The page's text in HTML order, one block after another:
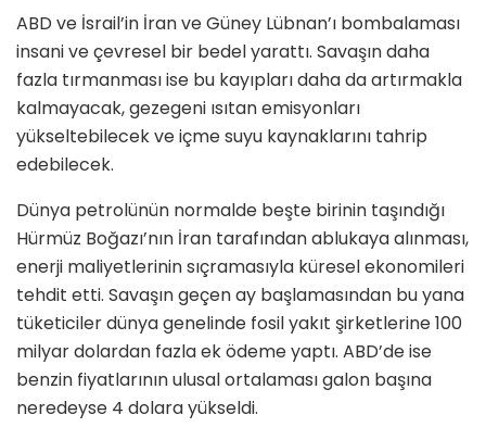
ABD ve İsrail’in İran ve Güney Lübnan’ı bombalaması
insani ve çevresel bir bedel yarattı. Savaşın daha
fazla tırmanması ise bu kayıpları daha da artırmakla
kalmayacak, gezegeni ısıtan emisyonları
yükseltebilecek ve içme suyu kaynaklarını tahrip
edebilecek.
Dünya petrolünün normalde beşte birinin taşındığı
Hürmüz Boğazı’nın İran tarafından ablukaya alınması,
enerji maliyetlerinin sıçramasıyla küresel ekonomileri
tehdit etti. Savaşın geçen ay başlamasından bu yana
tüketiciler dünya genelinde fosil yakıt şirketlerine 100
milyar dolardan fazla ek ödeme yaptı. ABD’de ise
benzin fiyatlarının ulusal ortalaması galon başına
neredeyse 4 dolara yükseldi.